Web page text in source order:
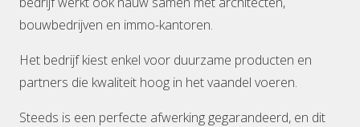
bouwbedrijven en immo-kantoren.
Het bedrijf kiest enkel voor duurzame producten en
partners die kwaliteit hoog in het vaandel voeren.
Steeds is een perfecte afwerking gegarandeerd, en dit